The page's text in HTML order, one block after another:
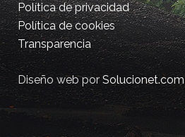
Política de privacidad
Política de cookies
Transparencia
Diseño web porSolucionet.com